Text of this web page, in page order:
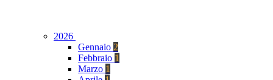
2026
Gennaio 2
Febbraio 1
Marzo 1